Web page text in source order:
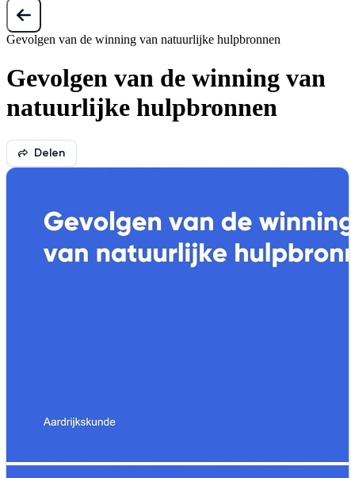
Gevolgen van de winning van natuurlijke hulpbronnen
Gevolgen van de winning van
natuurlijke hulpbronnen
Delen